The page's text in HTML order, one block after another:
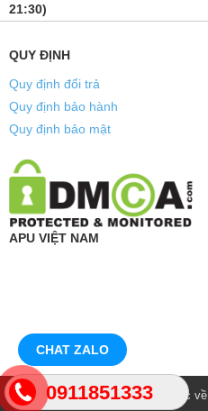
21:30)
QUY ĐỊNH
Quy định đổi trả
Quy định bảo hành
Quy định bảo mật
APU VIỆT NAM
© Bản quyền thuộc về
CHAT ZALO
0911851333